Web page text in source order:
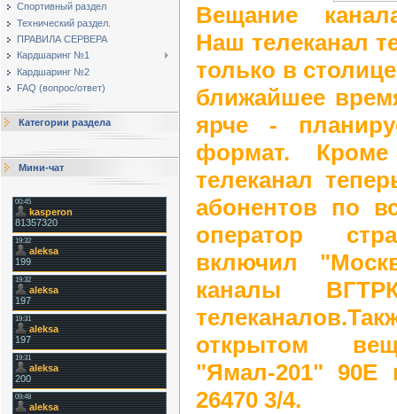
Спортивный раздел
Технический раздел.
ПРАВИЛА СЕРВЕРА
Кардшаринг №1
Кардшаринг №2
FAQ (вопрос/ответ)
Категории раздела
Мини-чат
Вещание
Наш телеканал
только в
ближайшее
ярче -
формат.
телеканал
абонентов по
оператор
включил
каналы
открытом
"Ямал-201" 90Е
26470 3/4.